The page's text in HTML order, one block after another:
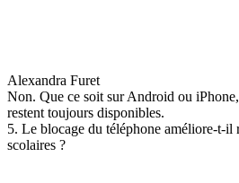
Alexandra Furet
Non. Que ce soit sur Android ou
restent toujours disponibles.
5. Le blocage du téléphone améliore-t-il
scolaires ?